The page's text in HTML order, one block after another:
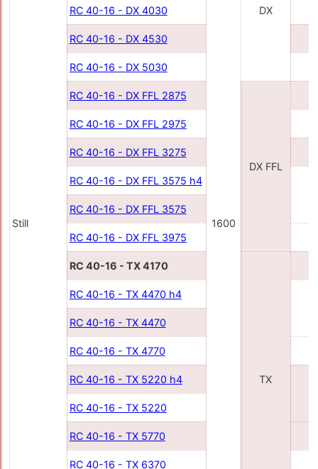
Still 1600
DX
RC 40-16 - DX 4030
RC 40-16 - DX 4530
RC 40-16 - DX 5030
RC 40-16 - DX FFL 2875
DX FFL
RC 40-16 - DX FFL 2975
RC 40-16 - DX FFL 3275
RC 40-16 - DX FFL 3575 h4
RC 40-16 - DX FFL 3575
RC 40-16 - DX FFL 3975
RC 40-16 - TX 4170
TX
RC 40-16 - TX 4470 h4
RC 40-16 - TX 4470
RC 40-16 - TX 4770
RC 40-16 - TX 5220 h4
RC 40-16 - TX 5220
RC 40-16 - TX 5770
RC 40-16 - TX 6370